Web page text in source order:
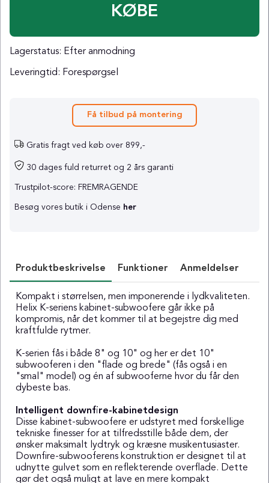
KØBE
Lagerstatus: Efter anmodning
Leveringtid: Forespørgsel
Få tilbud på montering
Gratis fragt ved køb over 899,-
30 dages fuld returret og 2 års garanti
Trustpilot-score: FREMRAGENDE
Besøg vores butik i Odense her
Produktbeskrivelse Funktioner Anmeldelser
Kompakt i størrelsen, men imponerende i lydkvaliteten.
Helix K-seriens kabinet-subwoofere går ikke på
kompromis, når det kommer til at begejstre dig med
kraftfulde rytmer.
K-serien fås i både 8" og 10" og her er det 10"
subwooferen i den "flade og brede" (fås også i en
"smal" model) og én af subwooferne hvor du får den
dybeste bas.
Intelligent downfire-kabinetdesign
Disse kabinet-subwoofere er udstyret med forskellige
tekniske finesser for at tilfredsstille både dem, der
ønsker maksimalt lydtryk og kræsne musikentusiaster.
Downfire-subwooferens konstruktion er designet til at
udnytte gulvet som en reflekterende overflade. Dette
gør det også muligt at lave en mere kompakt